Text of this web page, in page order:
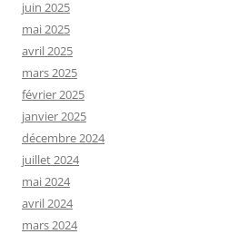
juin 2025
mai 2025
avril 2025
mars 2025
février 2025
janvier 2025
décembre 2024
juillet 2024
mai 2024
avril 2024
mars 2024